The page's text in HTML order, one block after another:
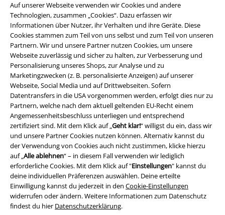
Auf unserer Webseite verwenden wir Cookies und andere
Technologien, zusammen „Cookies“. Dazu erfassen wir
Informationen über Nutzer, ihr Verhalten und ihre Geräte. Diese
Cookies stammen zum Teil von uns selbst und zum Teil von unseren
Partnern. Wir und unsere Partner nutzen Cookies, um unsere
Webseite zuverlässig und sicher zu halten, zur Verbesserung und
Personalisierung unseres Shops, zur Analyse und zu
Marketingzwecken (z. B. personalisierte Anzeigen) auf unserer
Webseite, Social Media und auf Drittwebseiten. Sofern
Datentransfers in die USA vorgenommen werden, erfolgt dies nur zu
Partnern, welche nach dem aktuell geltenden EU-Recht einem
Angemessenheitsbeschluss unterliegen und entsprechend
zertifiziert sind. Mit dem Klick auf „Geht klar!“ willigst du ein, dass wir
und unsere Partner Cookies nutzen können. Alternativ kannst du
der Verwendung von Cookies auch nicht zustimmen, klicke hierzu
auf „Alle ablehnen“ – in diesem Fall verwenden wir lediglich
erforderliche Cookies. Mit dem Klick auf "Einstellungen" kannst du
deine individuellen Präferenzen auswählen. Deine erteilte
Einwilligung kannst du jederzeit in den Cookie-Einstellungen
widerrufen oder ändern. Weitere Informationen zum Datenschutz
findest du hier Datenschutzerklärung.
Angebote für dich
Magazin
Gewinnspiele
EMP Gutscheine bestellen
EMP Backstage Club
Studentenrabatt
Über EMP
EMP Events
Partnerprogramm